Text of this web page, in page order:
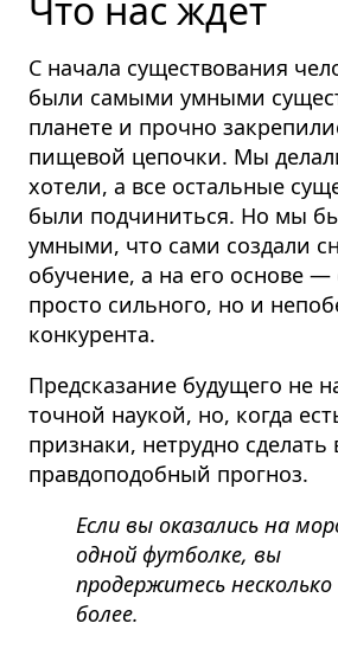
С начала существования
были самыми умными
планете и прочно
пищевой цепочки. Мы
хотели, а все остальные
были подчиниться. Но мы
умными, что сами создали
обучение, а на его основе —
просто сильного, но и
конкурента.
Предсказание будущего не
точной наукой, но, когда
признаки, нетрудно сделать
правдоподобный прогноз.
Если вы оказались на
одной футболке, вы
продержитесь несколько
более.